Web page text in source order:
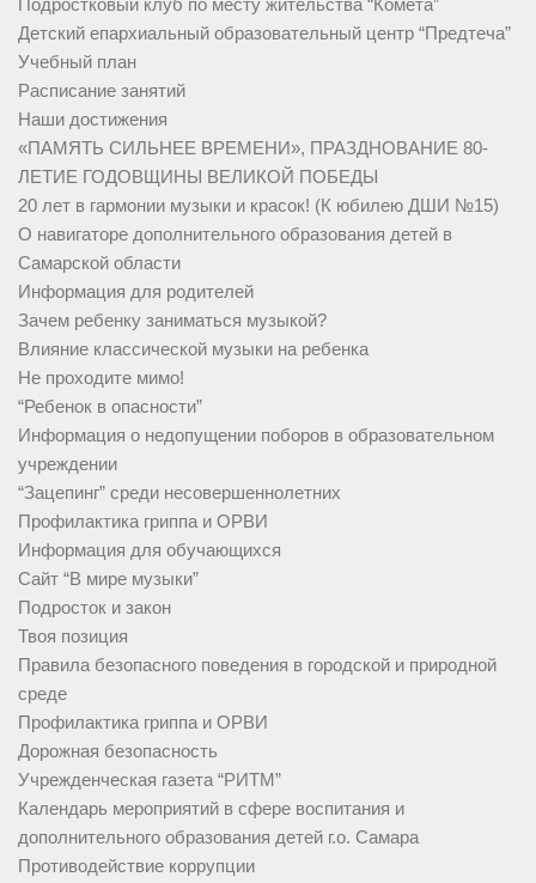
Подростковый клуб по месту жительства “Комета”
Детский епархиальный образовательный центр “Предтеча”
Учебный план
Расписание занятий
Наши достижения
«ПАМЯТЬ СИЛЬНЕЕ ВРЕМЕНИ», ПРАЗДНОВАНИЕ 80-
ЛЕТИЕ ГОДОВЩИНЫ ВЕЛИКОЙ ПОБЕДЫ
20 лет в гармонии музыки и красок! (К юбилею ДШИ №15)
О навигаторе дополнительного образования детей в
Самарской области
Информация для родителей
Зачем ребенку заниматься музыкой?
Влияние классической музыки на ребенка
Не проходите мимо!
“Ребенок в опасности”
Информация о недопущении поборов в образовательном
учреждении
“Зацепинг” среди несовершеннолетних
Профилактика гриппа и ОРВИ
Информация для обучающихся
Сайт “В мире музыки”
Подросток и закон
Твоя позиция
Правила безопасного поведения в городской и природной
среде
Профилактика гриппа и ОРВИ
Дорожная безопасность
Учрежденческая газета “РИТМ”
Календарь мероприятий в сфере воспитания и
дополнительного образования детей г.о. Самара
Противодействие коррупции